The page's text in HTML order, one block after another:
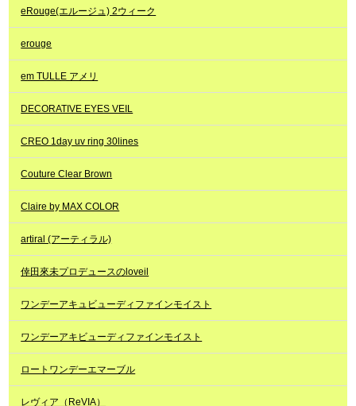
eRouge(エルージュ) 2ウィーク
erouge
em TULLE アメリ
DECORATIVE EYES VEIL
CREO 1day uv ring 30lines
Couture Clear Brown
Claire by MAX COLOR
artiral (アーティラル)
倖田來未プロデュースのloveil
ワンデーアキュビューディファインモイスト
ワンデーアキビューディファインモイスト
ロートワンデーエマーブル
レヴィア（ReVIA）